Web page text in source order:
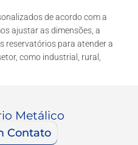
de acordo com a
ajustar as dimensões, a
reservatórios para atender a
como industrial, rural,
Metálico
Contato